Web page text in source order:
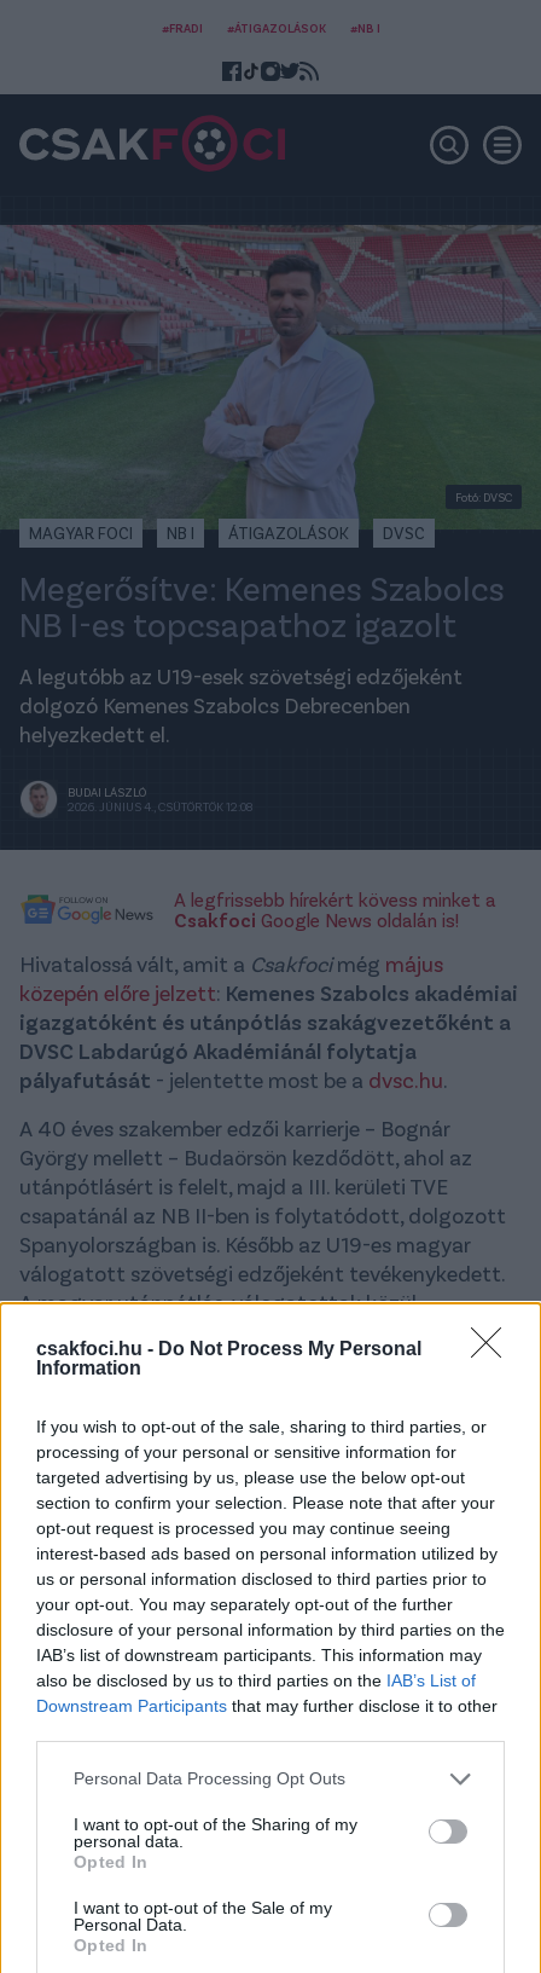
csakfoci.hu - Do Not Process My Personal
Information
If you wish to opt-out of the sale, sharing to third parties, or
processing of your personal or sensitive information for
targeted advertising by us, please use the below opt-out
section to confirm your selection. Please note that after your
opt-out request is processed you may continue seeing
interest-based ads based on personal information utilized by
us or personal information disclosed to third parties prior to
your opt-out. You may separately opt-out of the further
disclosure of your personal information by third parties on the
IAB’s list of downstream participants. This information may
also be disclosed by us to third parties on the IAB’s List of
Downstream Participants that may further disclose it to other
Please note that this website/app uses one or more Google
not limited to your visit or usage behaviour. You may click to
grant or deny consent to Google and its third-party tags to
use your data for below specified purposes in below Google
consent section.
Personal Data Processing Opt Outs
I want to opt-out of the Sharing of my
personal data.
Opted In
I want to opt-out of the Sale of my
Personal Data.
Opted In
#FRADI #ÁTIGAZOLÁSOK #NB I
Fotó: DVSC
MAGYAR FOCI NB I ÁTIGAZOLÁSOK DVSC
Megerősítve: Kemenes Szabolcs
NB I-es topcsapathoz igazolt
A legutóbb az U19-esek szövetségi edzőjeként
dolgozó Kemenes Szabolcs Debrecenben
helyezkedett el.
BUDAI LÁSZLÓ
2026. JÚNIUS 4., CSÜTÖRTÖK 12:08
A legfrissebb hírekért kövess minket a
Csakfoci Google News oldalán is!
Hivatalossá vált, amit a Csakfocimég május
közepén előre jelzett: Kemenes Szabolcs akadémiai
igazgatóként és utánpótlás szakágvezetőként a
DVSC Labdarúgó Akadémiánál folytatja
pályafutását - jelentette most be a dvsc.hu.
A 40 éves szakember edzői karrierje – Bognár
György mellett – Budaörsön kezdődött, ahol az
utánpótlásért is felelt, majd a III. kerületi TVE
csapatánál az NB II-ben is folytatódott, dolgozott
Spanyolországban is. Később az U19-es magyar
válogatott szövetségi edzőjeként tevékenykedett.
A magyar utánpótlás-válogatottak közül
egyedüliként, Kemenes Szabolcs vezetésével és több
debreceni játékossal a keretben szerepelt az U-19-es
tavasszal - írja a Loki honlapja.
Az angolul és spanyolul is beszélő Kemenes Szabolcs
modern felfogású, a korszerű módszerekben
otthonosan mozgó, a nemzetközi utánpótlás
követelményszintjét tökéletesen ismerő, kiterjedt
nemzetközi kapcsolatrendszerrel bíró, ambiciózus
szakember, aki tudásával sokat tehet hozzá a
pallagi edzőcentrumban zajló munkához - teszik
hozzá.
Természetesen Herczeg András továbbra is
megbecsült tagja és fontos szereplője marad a
DVSC Labdarúgó Akadémia szakmai vezetésének,
Kemenes Szabolccsal együtt fejlesztik tovább a
debreceni tehetségeket
Olvastad már?